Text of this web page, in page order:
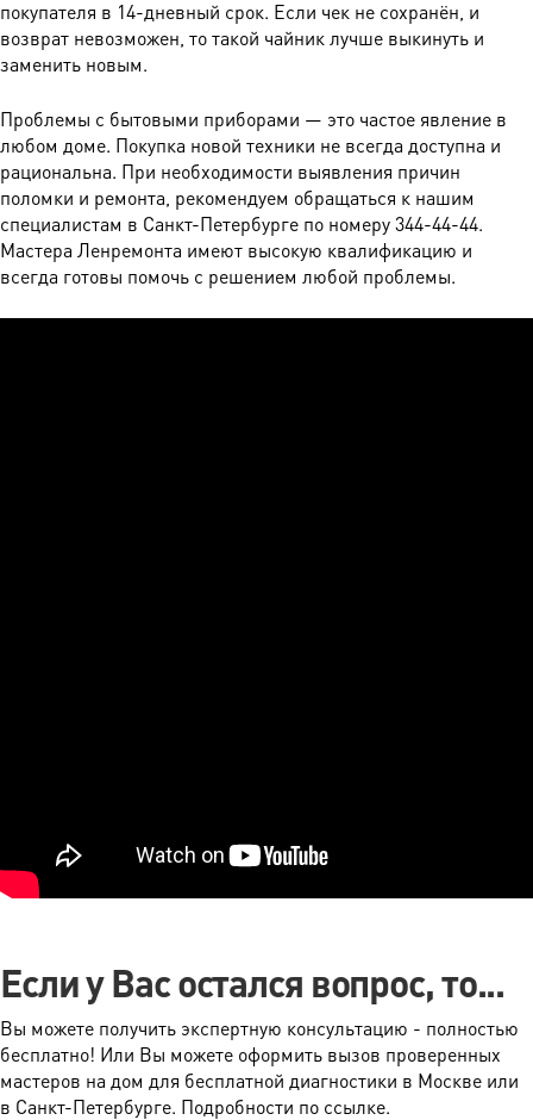
покупателя в 14-дневный срок. Если чек не сохранён, и
возврат невозможен, то такой чайник лучше выкинуть и
заменить новым.
Проблемы с бытовыми приборами — это частое явление в
любом доме. Покупка новой техники не всегда доступна и
рациональна. При необходимости выявления причин
поломки и ремонта, рекомендуем обращаться к нашим
специалистам в Санкт-Петербурге по номеру 344-44-44.
Мастера Ленремонта имеют высокую квалификацию и
всегда готовы помочь с решением любой проблемы.
Если у Вас остался вопрос, то...
Вы можете получить экспертную консультацию - полностью
бесплатно! Или Вы можете оформить вызов проверенных
мастеров на дом для бесплатной диагностики в Москве или
в Санкт-Петербурге. Подробности по ссылке.